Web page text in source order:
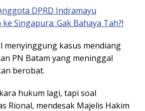
DPRD Indramayu
Singapura: Gak Bahaya Tah?!
menyinggung kasus mendiang
PN Batam yang meninggal
berobat.
hukum lagi, tapi soal
Rional, mendesak Majelis Hakim